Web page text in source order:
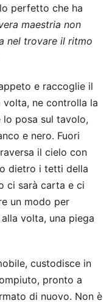
perfetto che ha
maestria non
nel trovare il ritmo
e raccoglie il
volta, ne controlla la
lo posa sul tavolo,
e nero. Fuori
il cielo con
dietro i tetti della
ci sarà carta e ci
un modo per
volta, una piega
custodisce in
pronto a
di nuovo. Non è